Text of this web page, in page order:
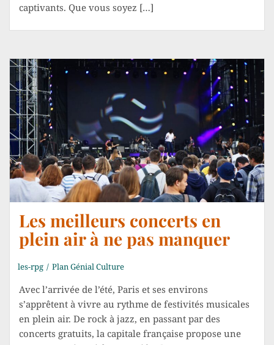
captivants. Que vous soyez […]
Les meilleurs concerts en
plein air à ne pas manquer
les-rpg Plan Génial Culture
Avec l’arrivée de l’été, Paris et ses environs
s’apprêtent à vivre au rythme de festivités musicales
en plein air. De rock à jazz, en passant par des
concerts gratuits, la capitale française propose une